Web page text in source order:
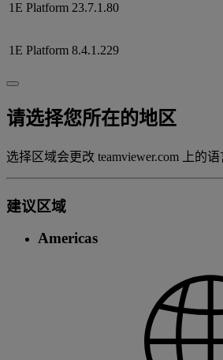
1E Platform 23.7.1.80
1E Platform 8.4.1.229
请选择您所在的地区
选择区域会更改 teamviewer.com 上的
建议区域
Americas